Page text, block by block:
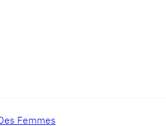
Femmes